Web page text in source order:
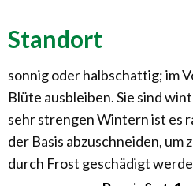
Standort
sonnig oder halbschattig; im
Blüte ausbleiben. Sie sind
sehr strengen Wintern ist es
der Basis abzuschneiden, um
durch Frost geschädigt